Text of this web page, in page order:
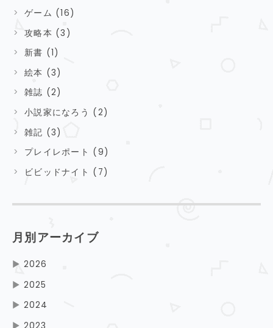
ゲーム (16)
攻略本 (3)
新書 (1)
絵本 (3)
雑誌 (2)
小説家になろう (2)
雑記 (3)
プレイレポート (9)
ビビッドナイト (7)
月別アーカイブ
▶ 2026
▶ 2025
▶ 2024